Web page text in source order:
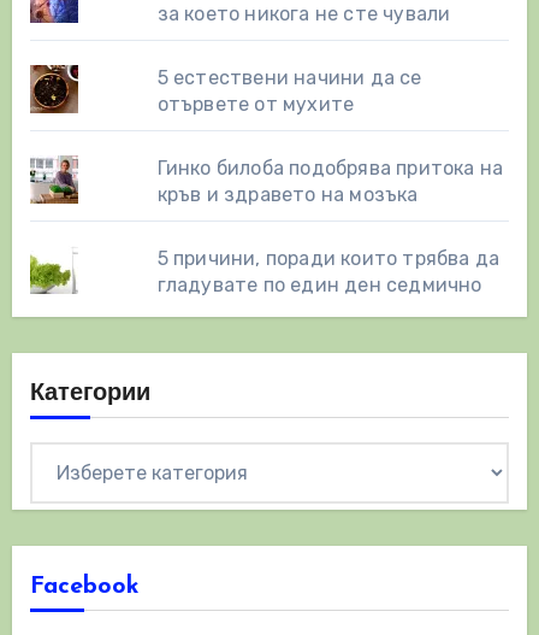
за което никога не сте чували
5 естествени начини да се
отървете от мухите
Гинко билоба подобрява притока на
кръв и здравето на мозъка
5 причини, поради които трябва да
гладувате по един ден седмично
Категории
Facebook